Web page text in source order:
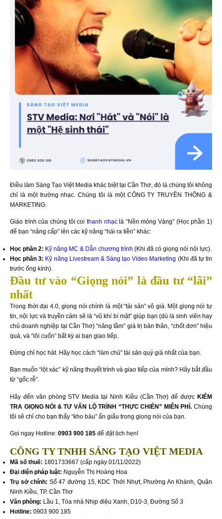
Điều làm Sáng Tạo Việt Media khác biệt tại Cần Thơ, đó là chúng tôi không
chỉ là một trường nhạc. Chúng tôi là một CÔNG TY TRUYỀN THÔNG &
MARKETING.
Giáo trình của chúng tôi coi thanh nhạclà “Nền móng Vàng” (Học phần 1)
để bạn “nâng cấp” lên các kỹ năng “hái ra tiền” khác:
Học phần 2: Kỹ năng MC & Dẫn chương trình (Khi đã có giọng nói nội lực).
Học phần 3: Kỹ năng Livestream & Sáng tạo Video Marketing (Khi đã tự tin
trước ống kính).
Đầu tư vào “Giọng nói” là đầu tư “lãi”
nhất
Trong thời đại 4.0, giọng nói chính là một “tài sản” vô giá. Một giọng nói tự
tin, nội lực và truyền cảm sẽ là “vũ khí bí mật” giúp bạn (dù là sinh viên hay
chủ doanh nghiệp tại Cần Thơ) “nâng tầm” giá trị bản thân, “chốt đơn” hiệu
quả, và “lôi cuốn” bất kỳ ai bạn giao tiếp.
Đừng chỉ học hát. Hãy học cách “làm chủ” tài sản quý giá nhất của bạn.
Bạn muốn “lột xác” kỹ năng thuyết trình và giao tiếp của mình? Hãy bắt đầu
từ “gốc rễ”.
Hãy đến văn phòng STV Media tại Ninh Kiều (Cần Thơ) để được KIỂM
TRA GIỌNG NÓI & TƯ VẤN LỘ TRÌNH “THỰC CHIẾN” MIỄN PHÍ. Chúng
tôi sẽ chỉ cho bạn thấy “kho báu” ẩn giấu trong giọng nói của bạn.
Gọi ngay Hotline: 0903 900 185 để đặt lịch hẹn!
CÔNG TY TNHH SÁNG TẠO VIỆT MEDIA
Mã số thuế: 1801733667 (cấp ngày 01/11/2022)
Đại diện pháp luật: Nguyễn Thị Hoàng Hoa
Trụ sở chính: Số 47 đường 15, KDC Thới Nhựt, Phường An Khánh, Quận
Ninh Kiều, TP. Cần Thơ
Văn phòng: Lầu 1, Tòa nhà Nhịp điệu Xanh, D10-3, Đường Số 3
Hotline: 0903 900 185